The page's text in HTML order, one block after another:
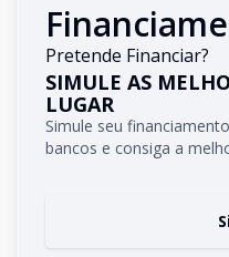
Pretende Financiar?
SIMULE AS
LUGAR
Simule seu
bancos e consiga a